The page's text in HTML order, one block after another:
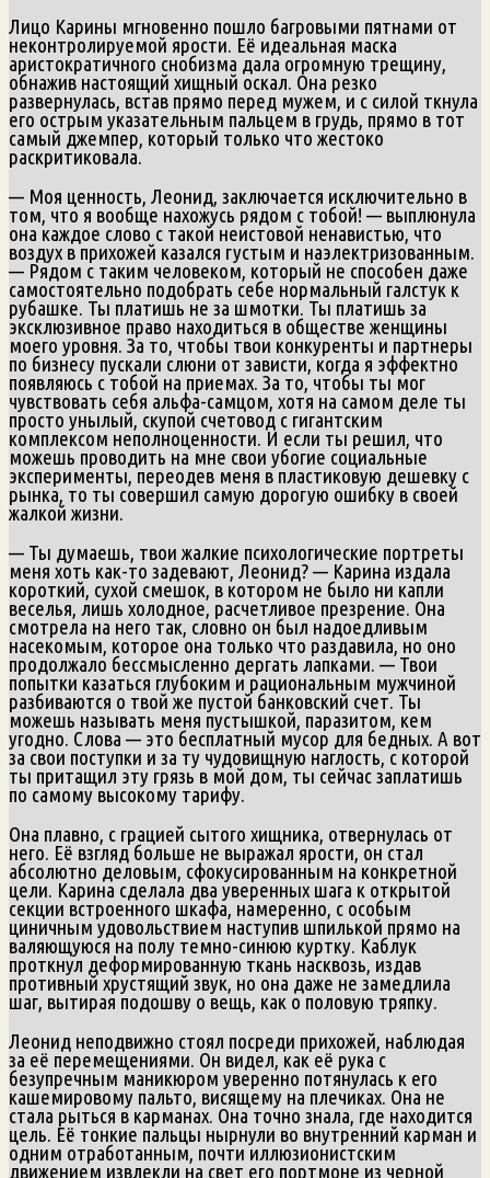
Лицо Карины мгновенно пошло багровыми пятнами от
неконтролируемой ярости. Её идеальная маска
аристократичного снобизма дала огромную трещину,
обнажив настоящий хищный оскал. Она резко
развернулась, встав прямо перед мужем, и с силой ткнула
его острым указательным пальцем в грудь, прямо в тот
самый джемпер, который только что жестоко
раскритиковала.
— Моя ценность, Леонид, заключается исключительно в
том, что я вообще нахожусь рядом с тобой! — выплюнула
она каждое слово с такой неистовой ненавистью, что
воздух в прихожей казался густым и наэлектризованным.
— Рядом с таким человеком, который не способен даже
самостоятельно подобрать себе нормальный галстук к
рубашке. Ты платишь не за шмотки. Ты платишь за
эксклюзивное право находиться в обществе женщины
моего уровня. За то, чтобы твои конкуренты и партнеры
по бизнесу пускали слюни от зависти, когда я эффектно
появляюсь с тобой на приемах. За то, чтобы ты мог
чувствовать себя альфа-самцом, хотя на самом деле ты
просто унылый, скупой счетовод с гигантским
комплексом неполноценности. И если ты решил, что
можешь проводить на мне свои убогие социальные
эксперименты, переодев меня в пластиковую дешевку с
рынка, то ты совершил самую дорогую ошибку в своей
жалкой жизни.
— Ты думаешь, твои жалкие психологические портреты
меня хоть как-то задевают, Леонид? — Карина издала
короткий, сухой смешок, в котором не было ни капли
веселья, лишь холодное, расчетливое презрение. Она
смотрела на него так, словно он был надоедливым
насекомым, которое она только что раздавила, но оно
продолжало бессмысленно дергать лапками. — Твои
попытки казаться глубоким и рациональным мужчиной
разбиваются о твой же пустой банковский счет. Ты
можешь называть меня пустышкой, паразитом, кем
угодно. Слова — это бесплатный мусор для бедных. А вот
за свои поступки и за ту чудовищную наглость, с которой
ты притащил эту грязь в мой дом, ты сейчас заплатишь
по самому высокому тарифу.
Она плавно, с грацией сытого хищника, отвернулась от
него. Её взгляд больше не выражал ярости, он стал
абсолютно деловым, сфокусированным на конкретной
цели. Карина сделала два уверенных шага к открытой
секции встроенного шкафа, намеренно, с особым
циничным удовольствием наступив шпилькой прямо на
валяющуюся на полу темно-синюю куртку. Каблук
проткнул деформированную ткань насквозь, издав
противный хрустящий звук, но она даже не замедлила
шаг, вытирая подошву о вещь, как о половую тряпку.
Леонид неподвижно стоял посреди прихожей, наблюдая
за её перемещениями. Он видел, как её рука с
безупречным маникюром уверенно потянулась к его
кашемировому пальто, висящему на плечиках. Она не
стала рыться в карманах. Она точно знала, где находится
цель. Её тонкие пальцы нырнули во внутренний карман и
одним отработанным, почти иллюзионистским
движением извлекли на свет его портмоне из черной